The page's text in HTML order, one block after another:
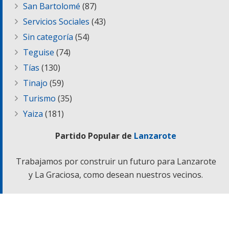
San Bartolomé (87)
Servicios Sociales (43)
Sin categoría (54)
Teguise (74)
Tías (130)
Tinajo (59)
Turismo (35)
Yaiza (181)
Partido Popular de Lanzarote
Trabajamos por construir un futuro para Lanzarote
y La Graciosa, como desean nuestros vecinos.